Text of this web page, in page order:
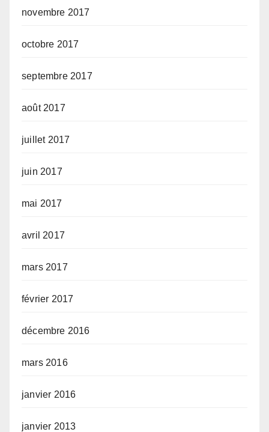
novembre 2017
octobre 2017
septembre 2017
août 2017
juillet 2017
juin 2017
mai 2017
avril 2017
mars 2017
février 2017
décembre 2016
mars 2016
janvier 2016
janvier 2013